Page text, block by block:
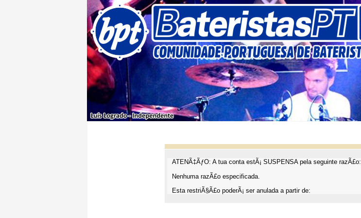
ATENÃ‡ÃƒO: A tua conta estÃ¡ SUSPENSA pela seguinte razÃ£o:
Nenhuma razÃ£o especificada.
Esta restriÃ§Ã£o poderÃ¡ ser anulada a partir de: